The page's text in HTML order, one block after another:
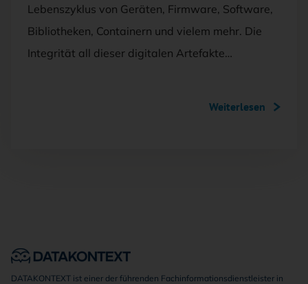
Lebenszyklus von Geräten, Firmware, Software,
Bibliotheken, Containern und vielem mehr. Die
Integrität all dieser digitalen Artefakte…
Weiterlesen
DATAKONTEXT ist einer der führenden Fachinformationsdienstleister in